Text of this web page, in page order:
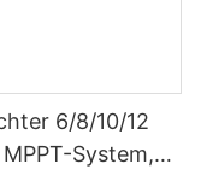
6/8/10/12
System,